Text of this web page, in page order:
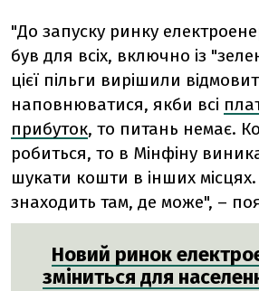
"До запуску ринку
був для всіх, включно із
цієї пільги вирішили
наповнюватися, якби всі
прибуток, то питань немає.
робиться, то в Мінфіну
шукати кошти в інших місцях.
знаходить там, де може", –
Новий ринок
зміниться для